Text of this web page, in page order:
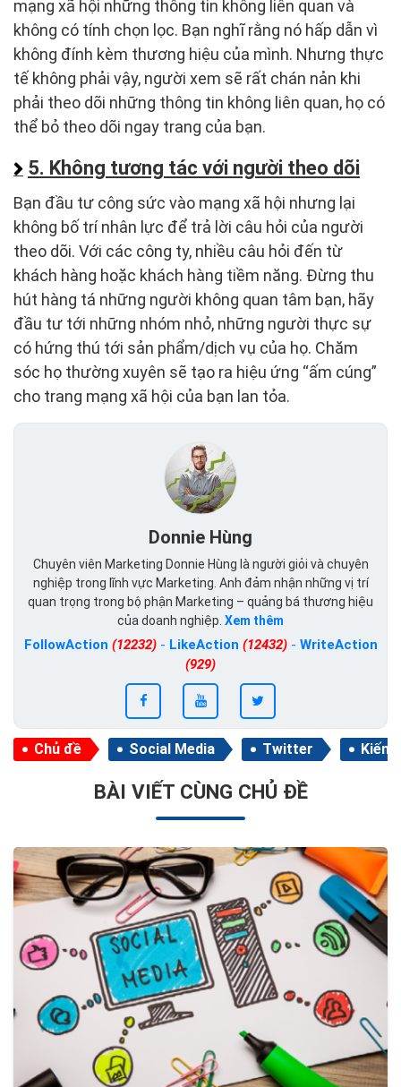
mạng xã hội những thông tin không liên quan và
không có tính chọn lọc. Bạn nghĩ rằng nó hấp dẫn vì
không đính kèm thương hiệu của mình. Nhưng thực
tế không phải vậy, người xem sẽ rất chán nản khi
phải theo dõi những thông tin không liên quan, họ có
thể bỏ theo dõi ngay trang của bạn.
5. Không tương tác với người theo dõi
Bạn đầu tư công sức vào mạng xã hội nhưng lại
không bố trí nhân lực để trả lời câu hỏi của người
theo dõi. Với các công ty, nhiều câu hỏi đến từ
khách hàng hoặc khách hàng tiềm năng. Đừng thu
hút hàng tá những người không quan tâm bạn, hãy
đầu tư tới những nhóm nhỏ, những người thực sự
có hứng thú tới sản phẩm/dịch vụ của họ. Chăm
sóc họ thường xuyên sẽ tạo ra hiệu ứng “ấm cúng”
cho trang mạng xã hội của bạn lan tỏa.
Donnie Hùng
Chuyên viên Marketing Donnie Hùng là người giỏi và chuyên
nghiệp trong lĩnh vực Marketing. Anh đảm nhận những vị trí
quan trọng trong bộ phận Marketing – quảng bá thương hiệu
của doanh nghiệp. Xem thêm
FollowAction (12232)- LikeAction (12432)- WriteAction
(929)
Chủ đề Social Media Twitter
BÀI VIẾT CÙNG CHỦ ĐỀ